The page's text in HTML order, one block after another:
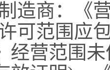
造商：《
可范围应
经营范围